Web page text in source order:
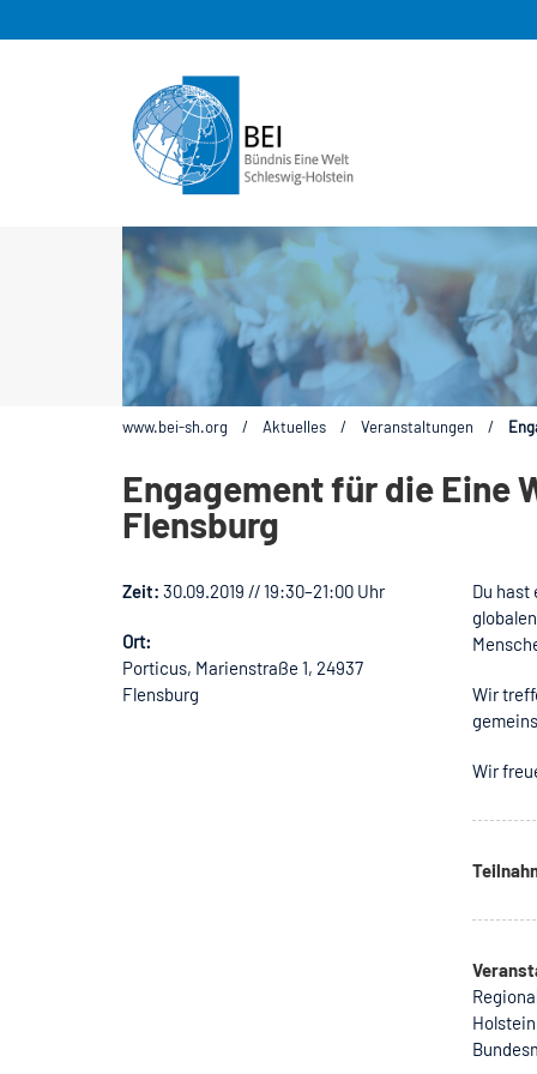
www.bei-sh.org / Aktuelles / Veranstaltungen /
Engagement für die Eine
Flensburg
Zeit: 30.09.2019 // 19:30–21:00 Uhr
Ort:
Porticus, Marienstraße 1, 24937
Flensburg
Du
Wir
Wir